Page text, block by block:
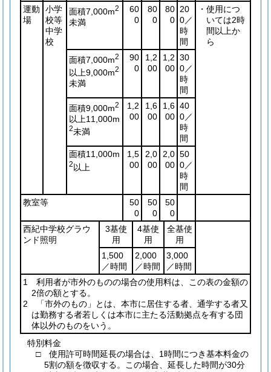
運動
場
小学
校等
中学
校
面積7,000m2
未満
60
0
80
0
80
0
20
0／
時
間
・使用につ
いては2時
間以上か
ら
面積7,000m2
以上9,000m2
未満
90
0
1,2
00
1,2
00
30
0／
時
間
面積9,000m2
以上11,000m
2未満
1,2
00
1,6
00
1,6
00
40
0／
時
間
面積11,000m
2 以上
1,5
00
2,0
00
2,0
00
50
0／
時
間
教室等
50
0
50
0
50
0
西紀中学校グラウ
ンド照明
3基使
用
4基使
用
全基使
用
1,500
／時間
2,000
／時間
3,000
／時間
1 利用者が市外のものの場合の使用料は、この表の金額の
2倍の額とする。
2 「市外のもの」とは、本市に居住する者、通学する者又
は勤務する者若しくは本市に主たる活動拠点を有する団
体以外のものをいう。
特別料金
□ 使用許可時間延長の場合は、1時間につき基本料金の
5割の額を徴収する。この場合、延長した時間が30分